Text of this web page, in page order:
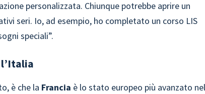
personalizzata. Chiunque potrebbe aprire un
seri. Io, ad esempio, ho completato un corso LIS
speciali”.
è che la Francia è lo stato europeo più avanzato